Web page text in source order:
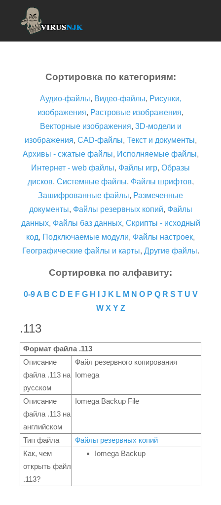
Сортировка по категориям:
Аудио-файлы, Видео-файлы, Рисунки,
изображения, Растровые изображения,
Векторные изображения, 3D-модели и
изображения, CAD-файлы, Текст и документы,
Архивы - сжатые файлы, Исполняемые файлы,
Интернет - web файлы, Файлы игр, Образы
дисков, Системные файлы, Файлы шрифтов,
Зашифрованные файлы, Размеченные
документы, Файлы резервных копий, Файлы
данных, Файлы баз данных, Скрипты - исходный
код, Подключаемые модули, Файлы настроек,
Географические файлы и карты, Другие файлы.
Сортировка по алфавиту:
0-9 A B C D E F G H J K L M N O P Q R S T U V
W X Y Z
.113
Формат файла .113
Описание
файла .113 на
русском
Файл резервного копирования
Iomega
Описание
файла .113 на
английском
Iomega Backup File
Тип файла
Файлы резервных копий
Как, чем
открыть файл
.113?
Iomega Backup